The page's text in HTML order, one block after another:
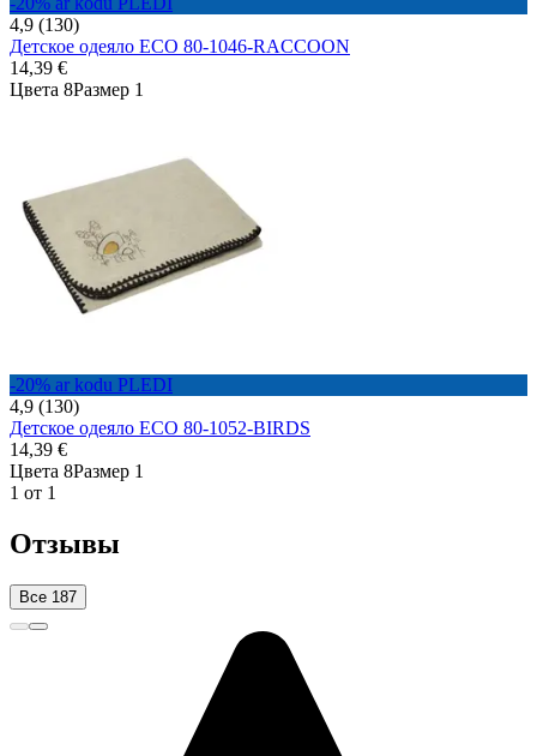
4,9 (130)
Детское одеяло ECO 80-1046-RACCOON
14,39 €
Цвета 8Размер 1
-20% ar kodu PLEDI
4,9 (130)
Детское одеяло ECO 80-1052-BIRDS
14,39 €
Цвета 8Размер 1
1 от 1
Отзывы
Все 187